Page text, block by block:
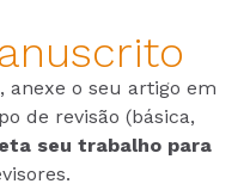
anexe o seu artigo em
de revisão (básica,
seu trabalho para